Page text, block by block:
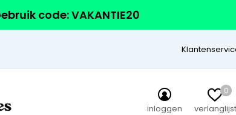
code: VAKANTIE20
inloggen
0
verlanglijst